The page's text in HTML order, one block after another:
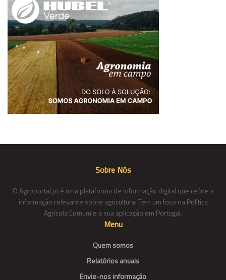
Sobre Nós
O Agroportal.pt é uma plataforma de informação digital que reúne a
informação relevante sobre agricultura. Tem um foco na Política
Agrícola Comum e a sua aplicação em Portugal.
Menu
Quem somos
Relatórios anuais
Envie-nos informação